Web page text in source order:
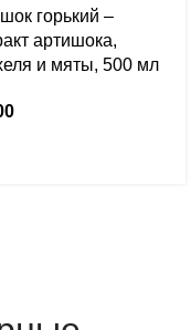
горький –
артишока,
и мяты, 500 мл